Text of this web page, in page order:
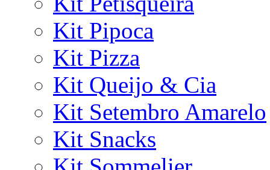
Kit Pipoca
Kit Pizza
Kit Queijo & Cia
Kit Setembro Amarelo
Kit Snacks